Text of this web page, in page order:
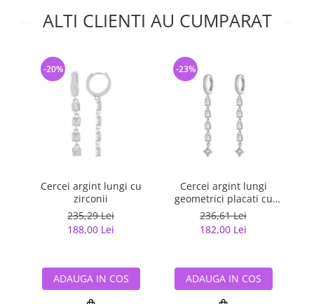
ALTI CLIENTI AU CUMPARAT
Cercei argint lungi cu
zirconii
235,29 Lei
188,00 Lei
-20%
ADAUGA IN COS
Cercei argint lungi
geometrici placati cu
rodiu
236,61 Lei
182,00 Lei
-23%
ADAUGA IN COS